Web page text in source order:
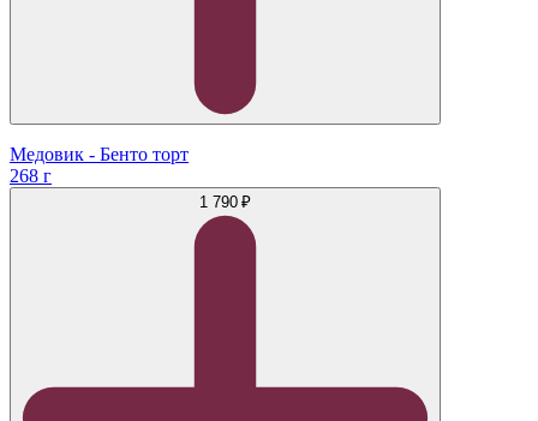
Медовик - Бенто торт
268 г
1 790 ₽